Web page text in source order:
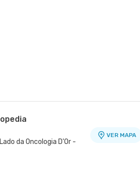
da Oncologia D'Or -
VER MAPA